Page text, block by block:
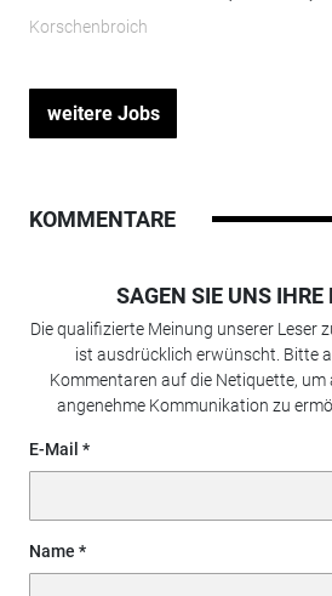
Korschenbroich
weitere Jobs
KOMMENTARE
SAGEN SIE UNS
Die qualifizierte Meinung unserer Leser
ist ausdrücklich erwünscht. Bitte
Kommentaren auf die Netiquette, um
angenehme Kommunikation zu
E-Mail
Name